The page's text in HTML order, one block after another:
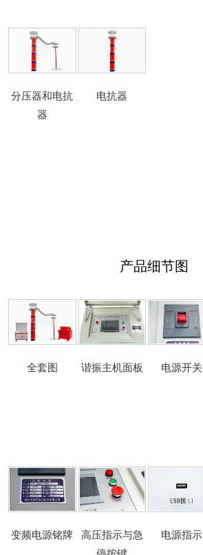
分压器和电抗
器
电抗器
产品细节图
全套图 谐振主机面板 电源开关
变频电源铭牌
高压指示与急
电源指示